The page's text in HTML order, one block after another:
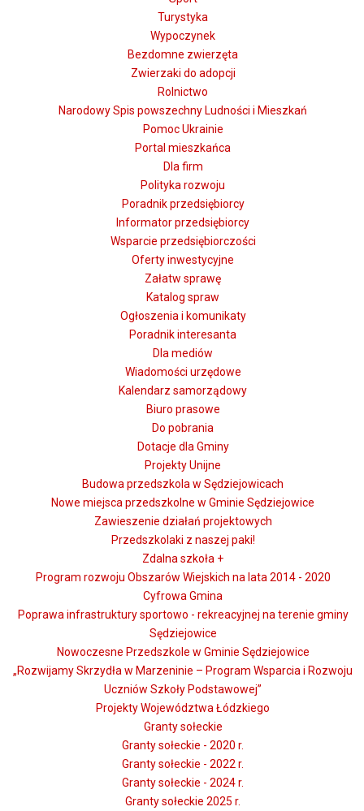
Turystyka
Wypoczynek
Bezdomne zwierzęta
Zwierzaki do adopcji
Rolnictwo
Narodowy Spis powszechny Ludności i Mieszkań
Pomoc Ukrainie
Portal mieszkańca
Dla firm
Polityka rozwoju
Poradnik przedsiębiorcy
Informator przedsiębiorcy
Wsparcie przedsiębiorczości
Oferty inwestycyjne
Załatw sprawę
Katalog spraw
Ogłoszenia i komunikaty
Poradnik interesanta
Dla mediów
Wiadomości urzędowe
Kalendarz samorządowy
Biuro prasowe
Do pobrania
Dotacje dla Gminy
Projekty Unijne
Budowa przedszkola w Sędziejowicach
Nowe miejsca przedszkolne w Gminie Sędziejowice
Zawieszenie działań projektowych
Przedszkolaki z naszej paki!
Zdalna szkoła +
Program rozwoju Obszarów Wiejskich na lata 2014 - 2020
Cyfrowa Gmina
Poprawa infrastruktury sportowo - rekreacyjnej na terenie gminy
Sędziejowice
Nowoczesne Przedszkole w Gminie Sędziejowice
„Rozwijamy Skrzydła w Marzeninie – Program Wsparcia i Rozwoju
Uczniów Szkoły Podstawowej”
Projekty Województwa Łódzkiego
Granty sołeckie
Granty sołeckie - 2020 r.
Granty sołeckie - 2022 r.
Granty sołeckie - 2024 r.
Granty sołeckie 2025 r.